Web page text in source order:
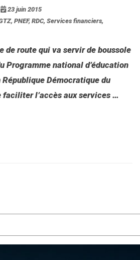
23 juin 2015
, PNEF, RDC, Services financiers,
de route qui va servir de boussole
Programme national d’éducation
Démocratique du
faciliter l’accès aux services …